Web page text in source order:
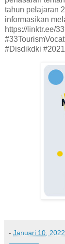
tahun pelajaran
informasikan
https://linktr.ee/
#Disdikdki
- Januari 10, 2022